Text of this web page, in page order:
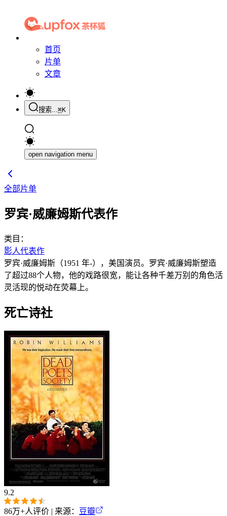
首页
片单
文章
搜索...⌘K
open navigation menu
全部片单
罗宾·威廉姆斯代表作
类目：
影人代表作
罗宾·威廉姆斯（1951 年-），美国演员。罗宾·威廉姆斯塑造
了超过88个人物，他的戏路很宽，能让各种千差万别的角色活
灵活现的悦动在荧幕上。
死亡诗社
9.2
86万+人评价 | 来源： 豆瓣